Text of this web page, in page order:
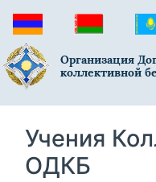
Организация
коллективной
Учения
ОДКБ